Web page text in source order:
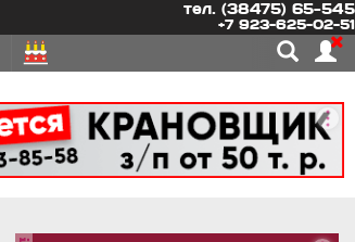
тел. (38475) 65-545
+7 923-625-02-51